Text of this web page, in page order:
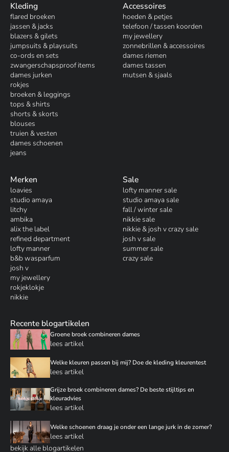
Kleding
flared broeken
jassen & jacks
blazers & gilets
jumpsuits & playsuits
co-ords en sets
zwangerschapsproof items
dames jurken
rokjes
broeken & leggings
tops & shirts
shorts & skorts
blouses
truien & vesten
dames schoenen
jeans
Accessoires
hoeden & petjes
telefoon / tassen koorden
my jewellery
zonnebrillen & accessoires
dames riemen
dames tassen
mutsen & sjaals
Merken
loavies
studio amaya
litchy
ambika
alix the label
refined department
lofty manner
b&b wasparfum
josh v
my jewellery
rokjeklokje
nikkie
Sale
lofty manner sale
studio amaya sale
fall / winter sale
nikkie sale
nikkie & josh v crazy sale
josh v sale
summer sale
crazy sale
Recente blogartikelen
Groene broek combineren dames
lees artikel
Welke kleuren passen bij mij? Doe de kleding kleurentest
lees artikel
Grijze broek combineren dames? De beste stijltips en
kleuradvies
lees artikel
Welke schoenen draag je onder een lange jurk in de zomer?
lees artikel
bekijk alle blogartikelen